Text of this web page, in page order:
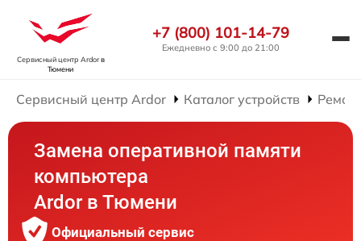
Сервисный центр Ardorв
Тюмени
+7 (800) 101-14-79
Ежедневно с 9:00 до 21:00
Сервисный центр Ardor Каталог устройств
Замена оперативной памяти
компьютера
Ardor в Тюмени
Официальный сервис